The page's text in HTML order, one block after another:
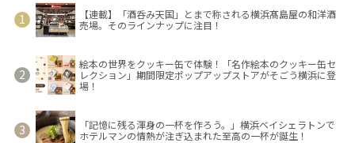
【連載】「酒呑み天国」とまで称される横浜髙島屋の和洋酒
売場。そのラインナップに注目！
絵本の世界をクッキー缶で体験！「名作絵本のクッキー缶セ
レクション」期間限定ポップアップストアがそごう横浜に登
場！
「記憶に残る渾身の一杯を作ろう。」横浜ベイシェラトンで
ホテルマンの情熱が注ぎ込まれた至高の一杯が誕生！